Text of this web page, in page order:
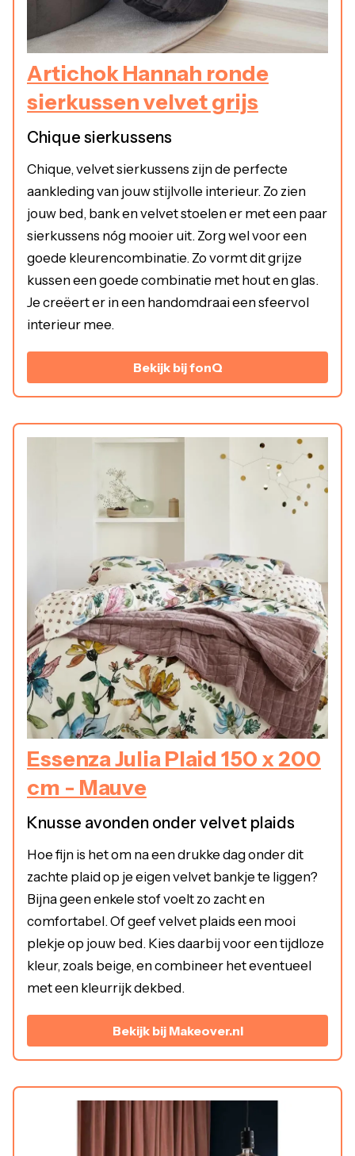
Artichok Hannah ronde
sierkussen velvet grijs
Chique sierkussens
Chique, velvet sierkussens zijn de perfecte
aankleding van jouw stijlvolle interieur. Zo zien
jouw bed, bank en velvet stoelen er met een paar
sierkussens nóg mooier uit. Zorg wel voor een
goede kleurencombinatie. Zo vormt dit grijze
kussen een goede combinatie met hout en glas.
Je creëert er in een handomdraai een sfeervol
interieur mee.
Bekijk bij fonQ
Essenza Julia Plaid 150 x 200
cm - Mauve
Knusse avonden onder velvet plaids
Hoe fijn is het om na een drukke dag onder dit
zachte plaid op je eigen velvet bankje te liggen?
Bijna geen enkele stof voelt zo zacht en
comfortabel. Of geef velvet plaids een mooi
plekje op jouw bed. Kies daarbij voor een tijdloze
kleur, zoals beige, en combineer het eventueel
met een kleurrijk dekbed.
Bekijk bij Makeover.nl